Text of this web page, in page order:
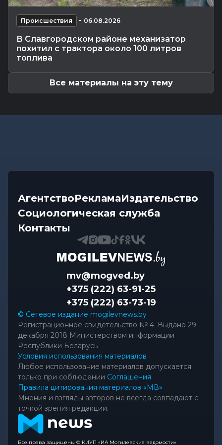
провели мастер-класс для...
Культура -06.08.2026 09:35
Могилеве открылась...
06.08.2026 09:08
Происшествия - 06.08.2026
В Славгородском районе механизатор
похитил с трактора около 100 литров
топлива
Все материалы на эту тему
АгентствоРекламаИздательство
Социологическая служба
Контакты
mv@mogved.by
+375 (222) 63-91-25
+375 (222) 63-73-19
© Сетевое издание mogilevnews.by
Регистрационное свидетельство № 4. Выдано 29
декабря 2018 Министерством информации
Республики Беларусь
Условия использования материалов
Любое использование материалов допускается
только при соблюдении Соглашения
Правила цитирования материалов «МВ»
Мнения и взгляды авторов не всегда совпадают с
точкой зрения редакции.
Все права защищены © КИУП «ИА Могилевские ведомости»